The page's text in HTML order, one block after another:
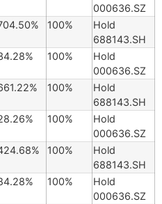
000636.SZ
100%
Hold
688143.SH
100%
Hold
000636.SZ
100%
Hold
688143.SH
100%
Hold
000636.SZ
100%
Hold
688143.SH
100%
Hold
000636.SZ